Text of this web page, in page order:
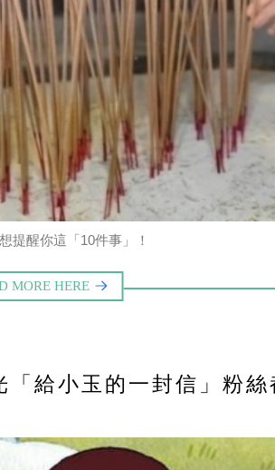
提醒你這「10件事」！
給小玉的一封信」粉絲